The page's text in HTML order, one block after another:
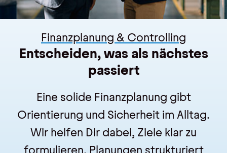
Finanzplanung & Controlling
Entscheiden, was als nächstes
passiert
Eine solide Finanzplanung gibt
Orientierung und Sicherheit im Alltag.
Wir helfen Dir dabei, Ziele klar zu